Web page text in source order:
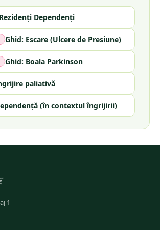
Rezidenți Dependenți
Ghid: Escare (Ulcere de Presiune)
Ghid: Boala Parkinson
paliativă
(în contextul îngrijirii)
1